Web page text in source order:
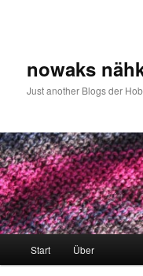
nowaks
Just another Blogs der
Start Über